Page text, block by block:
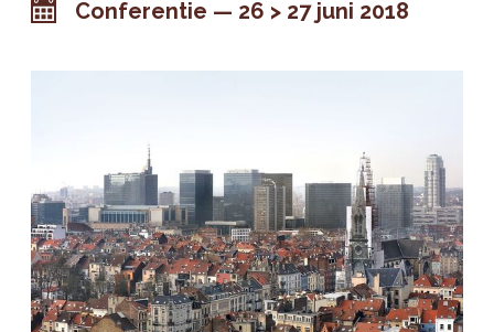
Conferentie 26 > 27 juni 2018